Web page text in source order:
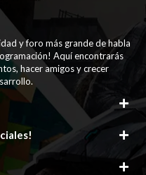
y foro más grande de habla
Aquí encontrarás
hacer amigos y crecer